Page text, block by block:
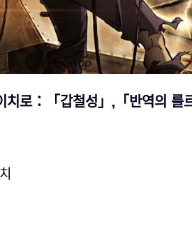
치로：「갑철성」,「반역의 를